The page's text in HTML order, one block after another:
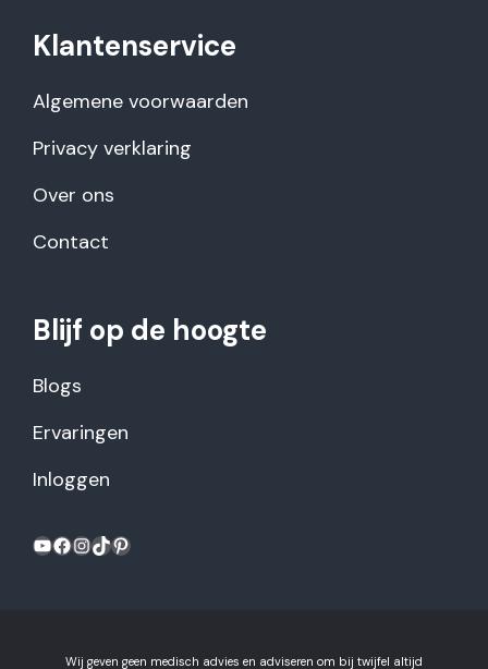
Klantenservice
Algemene voorwaarden
Privacy verklaring
Over ons
Contact
Blijf op de hoogte
Blogs
Ervaringen
Inloggen
Wij geven geen medisch advies en adviseren om bij twijfel altijd